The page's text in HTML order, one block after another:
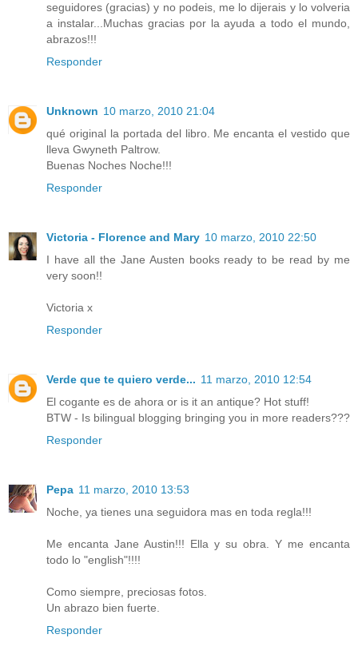
seguidores (gracias) y no podeis, me lo dijerais y lo volveria
a instalar...Muchas gracias por la ayuda a todo el mundo,
abrazos!!!
Responder
Unknown 10 marzo, 2010 21:04
qué original la portada del libro. Me encanta el vestido que
lleva Gwyneth Paltrow.
Buenas Noches Noche!!!
Responder
Victoria - Florence and Mary 10 marzo, 2010 22:50
I have all the Jane Austen books ready to be read by me
very soon!!
Victoria x
Responder
Verde que te quiero verde... 11 marzo, 2010 12:54
El cogante es de ahora or is it an antique? Hot stuff!
BTW - Is bilingual blogging bringing you in more readers???
Responder
Pepa 11 marzo, 2010 13:53
Noche, ya tienes una seguidora mas en toda regla!!!
Me encanta Jane Austin!!! Ella y su obra. Y me encanta
todo lo "english"!!!!
Como siempre, preciosas fotos.
Un abrazo bien fuerte.
Responder